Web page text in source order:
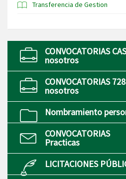
Transferencia de Gestion
CONVOCATORIAS
nosotros
CONVOCATORIAS
nosotros
Nombramiento
CONVOCATORIAS
Practicas
LICITACIONES